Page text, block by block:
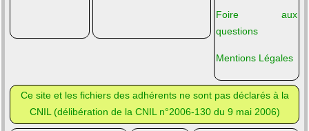
Foire aux
questions
Mentions Légales
Ce site et les fichiers des adhérents ne sont pas déclarés à la
CNIL (délibération de la CNIL n°2006-130 du 9 mai 2006)